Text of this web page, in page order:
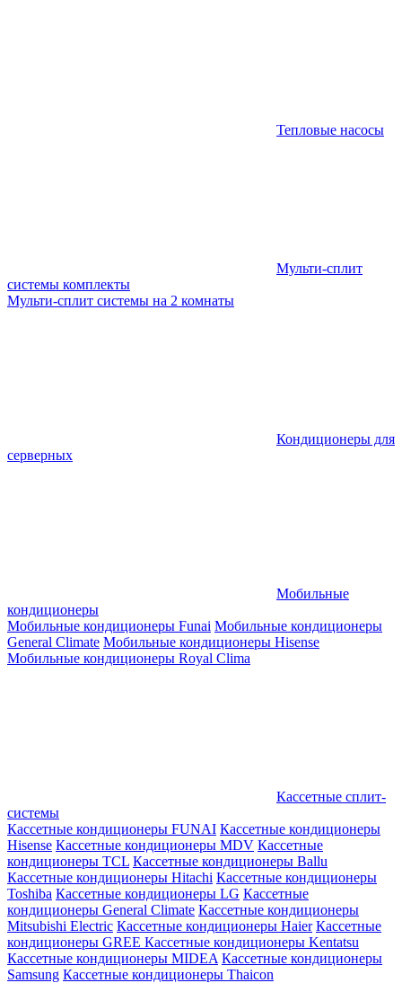
Тепловые насосы
Мульти-сплит
системы комплекты
Мульти-сплит системы на 2 комнаты
Кондиционеры для
серверных
Мобильные
кондиционеры
Мобильные кондиционеры Funai Мобильные кондиционеры
General Climate Мобильные кондиционеры Hisense
Мобильные кондиционеры Royal Clima
Кассетные сплит-
системы
Кассетные кондиционеры FUNAI Кассетные кондиционеры
Hisense Кассетные кондиционеры MDV Кассетные
кондиционеры TCL Кассетные кондиционеры Ballu
Кассетные кондиционеры Hitachi Кассетные кондиционеры
Toshiba Кассетные кондиционеры LG Кассетные
кондиционеры General Climate Кассетные кондиционеры
Mitsubishi Electric Кассетные кондиционеры Haier Кассетные
кондиционеры GREE Кассетные кондиционеры Kentatsu
Кассетные кондиционеры MIDEA Кассетные кондиционеры
Samsung Кассетные кондиционеры Thaicon